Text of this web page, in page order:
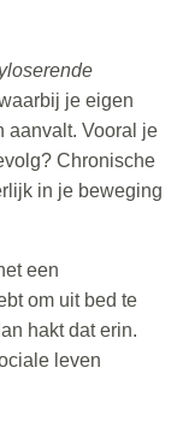
je eigen
aanvalt. Vooral je
Chronische
in je beweging
een
om uit bed te
hakt dat erin.
leven